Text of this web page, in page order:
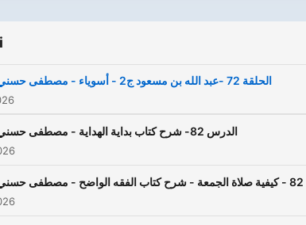
الحلقة 72 -عبد الله بن مسعود ج2 - أسوياء - مصطفى حسني
الدرس 82- شرح كتاب بداية الهداية - مصطفى حسني